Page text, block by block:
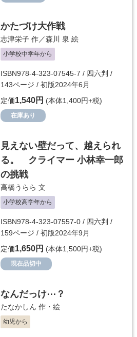
かたづけ大作戦
志津栄子 作／森川 泉 絵
小学校中学年から
ISBN978-4-323-07545-7 / 四六判 /
143ページ / 初版2024年6月
定価1,540円 (本体1,400円+税)
在庫あり
見えない壁だって、越えられ
る。 クライマー 小林幸一郎
の挑戦
高橋うらら 文
小学校高学年から
ISBN978-4-323-07557-0 / 四六判 /
159ページ / 初版2024年9月
定価1,650円 (本体1,500円+税)
現在品切中
なんだっけ⋯？
たなかしん 作・絵
幼児から